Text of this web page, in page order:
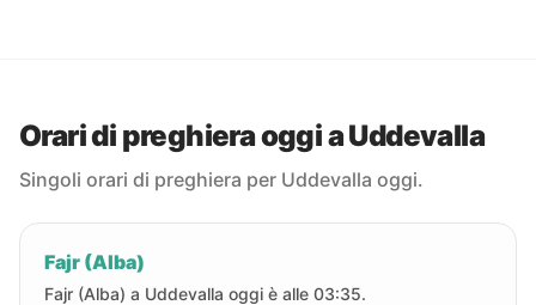
Orari di preghiera oggi a Uddevalla
Singoli orari di preghiera per Uddevalla oggi.
Fajr (Alba)
Fajr (Alba) a Uddevalla oggi è alle 03:35.